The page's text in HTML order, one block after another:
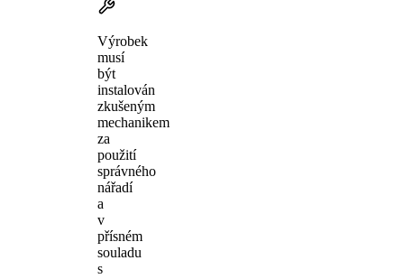
Výrobek
musí
být
instalován
zkušeným
mechanikem
za
použití
správného
nářadí
a
v
přísném
souladu
s